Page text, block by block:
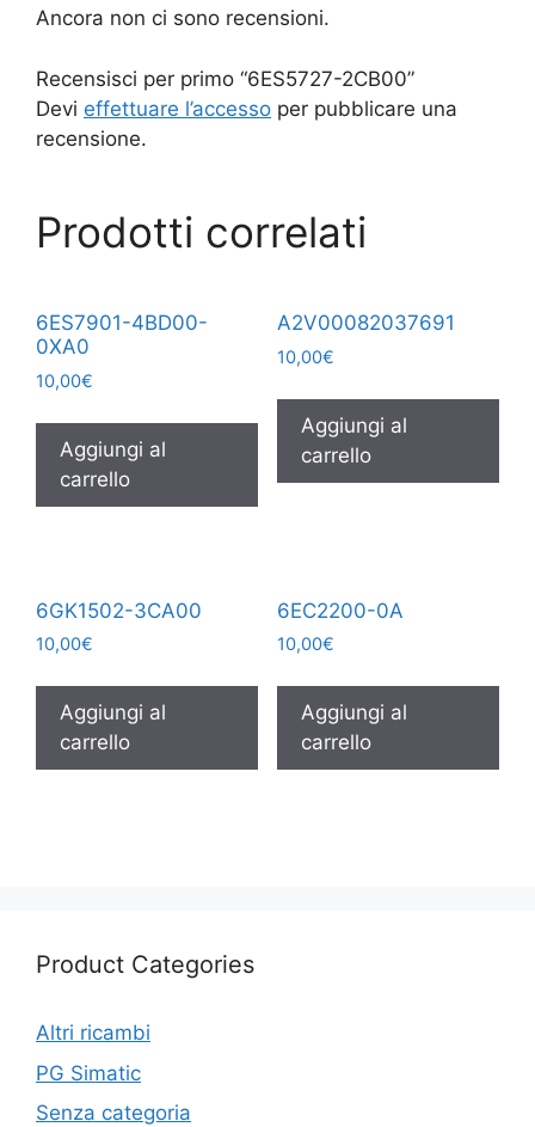
Ancora non ci sono recensioni.
Recensisci per primo “6ES5727-2CB00”
Devi effettuare l’accesso per pubblicare una
recensione.
Prodotti correlati
6ES7901-4BD00-
0XA0
10,00€
Aggiungi al
carrello
A2V00082037691
10,00€
Aggiungi al
carrello
6GK1502-3CA00
10,00€
Aggiungi al
carrello
6EC2200-0A
10,00€
Aggiungi al
carrello
Product Categories
Altri ricambi
PG Simatic
Senza categoria